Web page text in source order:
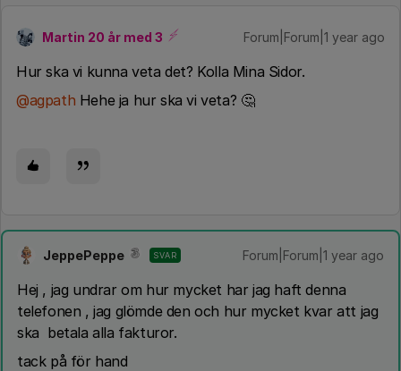
Martin 20 år med 3 Forum|Forum|1 year ago
Hur ska vi kunna veta det? Kolla Mina Sidor.
@agpath Hehe ja hur ska vi veta? 🤔
JeppePeppe SVAR Forum|Forum|1 year ago
Hej , jag undrar om hur mycket har jag haft denna
telefonen , jag glömde den och hur mycket kvar att jag
ska betala alla fakturor.
tack på för hand